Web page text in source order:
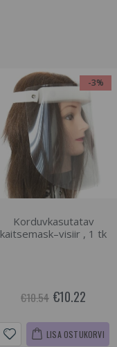
-3%
Korduvkasutatav
kaitsemask–visiir , 1 tk
€10.54 €10.22
LISA OSTUKORVI